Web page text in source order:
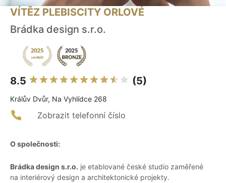
VÍTĚZ PLEBISCITY ORLOVÉ
Brádka design s.r.o.
8.5 (5)
Králův Dvůr, Na Vyhlídce 268
Zobrazit telefonní číslo
O společnosti:
Brádka design s.r.o. je etablované české studio zaměřené
na interiérový design a architektonické projekty.